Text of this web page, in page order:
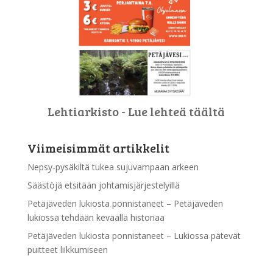
Lehtiarkisto - Lue lehteä täältä
Viimeisimmät artikkelit
Nepsy-pysäkiltä tukea sujuvampaan arkeen
Säästöjä etsitään johtamisjärjestelyillä
Petäjäveden lukiosta ponnistaneet – Petäjäveden
lukiossa tehdään keväällä historiaa
Petäjäveden lukiosta ponnistaneet – Lukiossa pätevät
puitteet liikkumiseen